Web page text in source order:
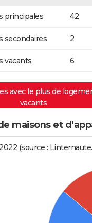
principales 42
secondaires 2
vacants 6
avec le plus de
vacants
maisons et
(source :